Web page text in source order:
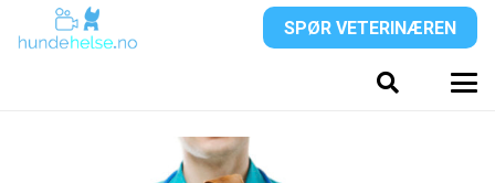
SPØR VETERINÆREN